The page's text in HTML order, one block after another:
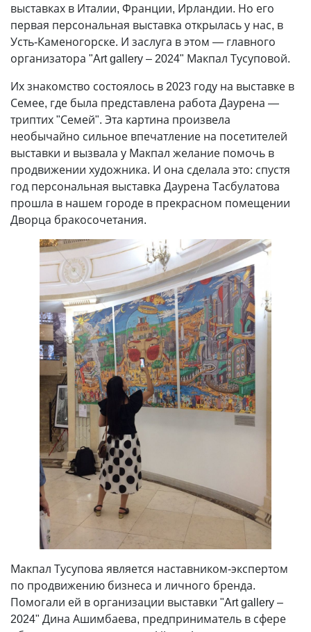
выставках в Италии, Франции, Ирландии. Но его
первая персональная выставка открылась у нас, в
Усть-Каменогорске. И заслуга в этом — главного
организатора "Art gallery – 2024" Макпал Тусуповой.
Их знакомство состоялось в 2023 году на выставке в
Семее, где была представлена работа Даурена —
триптих "Семей". Эта картина произвела
необычайно сильное впечатление на посетителей
выставки и вызвала у Макпал желание помочь в
продвижении художника. И она сделала это: спустя
год персональная выставка Даурена Тасбулатова
прошла в нашем городе в прекрасном помещении
Дворца бракосочетания.
Макпал Тусупова является наставником-экспертом
по продвижению бизнеса и личного бренда.
Помогали ей в организации выставки "Art gallery –
2024" Дина Ашимбаева, предприниматель в сфере